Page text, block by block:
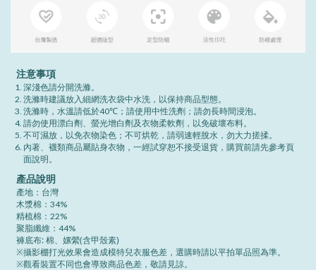
注意事項
深淺色請分開洗滌。
洗滌時建議放入細網洗衣袋中水洗，以保持商品型態。
洗滌時，水溫請低於40℃；請使用中性洗劑；請勿長時間浸泡。
請勿使用漂白劑、螢光增白劑及衣物柔軟劑，以免破壞布料。
不可濕放，以免衣物染色；不可烘乾，請弱速輕脫水，勿大力搓揉。
內著、襪類商品屬貼身衣物，一經試穿恕不接受退貨，購買前請先參考頁
面說明。
產品說明
產地：台灣
木漿棉：34%
精梳棉：22%
聚脂纖維：44%
褲底布: 棉、嫘縈(含甲殼素)
※攝影棚打光效果會造成模特兒衣服色差，選購時請以平拍單品照為準。
※觀看裝置不同也會導致商品色差，敬請見諒。